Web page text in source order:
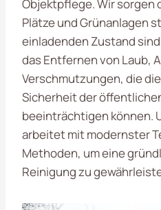
Objektpflege. Wir sorgen
Plätze und Grünanlagen
einladenden Zustand
das Entfernen von Laub,
Verschmutzungen, die
Sicherheit der
beeinträchtigen können.
arbeitet mit modernster
Methoden, um eine
Reinigung zu